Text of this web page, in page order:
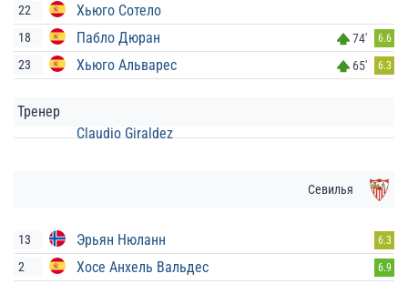
22 Хьюго Сотело
18 Пабло Дюран 74' 6.6
23 Хьюго Альварес 65' 6.3
Тренер
Claudio Giraldez
Севилья
13 Эрьян Нюланн 6.3
2 Хосе Анхель Вальдес 6.9